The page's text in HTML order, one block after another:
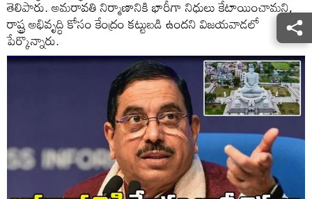
తెలిపారు. అమరావతి నిర్మాణానికి భారీగా నిధులు కేటాయించామని,
రాష్ట్ర అభివృద్ధి కోసం కేంద్రం కట్టుబడి ఉందని విజయవాడలో
పేర్కొన్నారు.